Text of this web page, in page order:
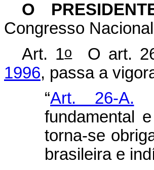
O
Congresso
Art. 1oO art.
1996, passa a
“Art. 26-A.
fundamental
torna-se
brasileira e